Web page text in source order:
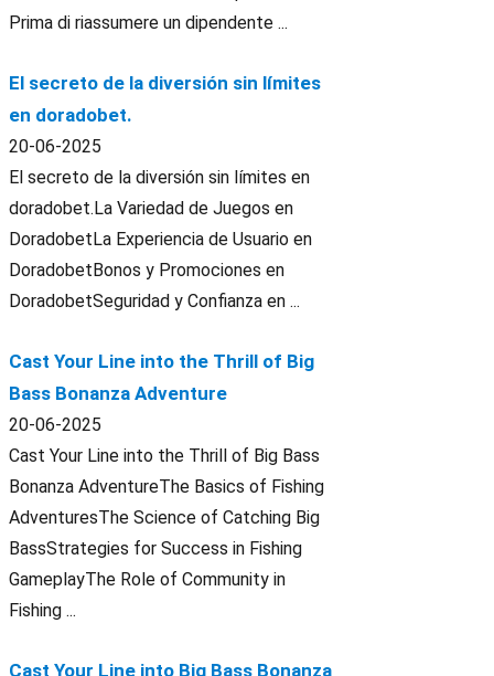
Prima di riassumere un dipendente ...
El secreto de la diversión sin límites
en doradobet.
20-06-2025
El secreto de la diversión sin límites en
doradobet.La Variedad de Juegos en
DoradobetLa Experiencia de Usuario en
DoradobetBonos y Promociones en
DoradobetSeguridad y Confianza en ...
Cast Your Line into the Thrill of Big
Bass Bonanza Adventure
20-06-2025
Cast Your Line into the Thrill of Big Bass
Bonanza AdventureThe Basics of Fishing
AdventuresThe Science of Catching Big
BassStrategies for Success in Fishing
GameplayThe Role of Community in
Fishing ...
Cast Your Line into Big Bass Bonanza